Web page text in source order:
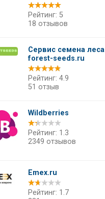
Рейтинг: 5
18 отзывов
Сервис семена леса
forest-seeds.ru
Рейтинг: 4.9
51 отзыв
Wildberries
Рейтинг: 1.3
2349 отзывов
Emex.ru
Рейтинг: 1.7